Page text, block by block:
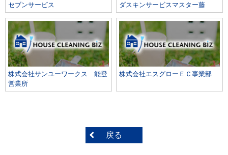
セブンサービス ダスキンサービスマスター藤
株式会社サンユーワークス 能登
営業所
株式会社エスグローＥＣ事業部
戻る